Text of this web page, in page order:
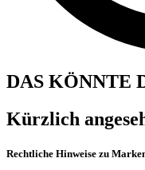
DAS KÖNNTE
Kürzlich
Rechtliche Hinweise zu